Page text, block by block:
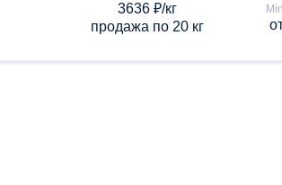
3636 ₽/кг
продажа по 20 кг